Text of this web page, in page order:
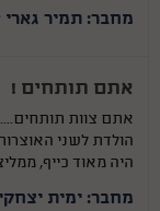
מחבר: תמיר גארי 01/11/17
אתם תותחים !
אתם צוות
הולדת לשני
היה מאוד כייף,
מחבר: ימית יצחקי 13/07/17